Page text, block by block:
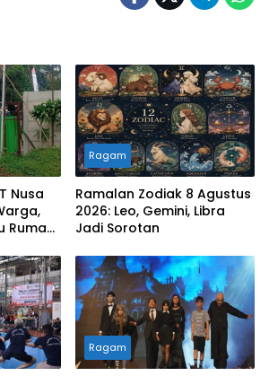
Nusa
Rumah
Ragam
Ramalan Zodiak 8 Agustus
2026: Leo, Gemini, Libra
Jadi Sorotan
Ragam